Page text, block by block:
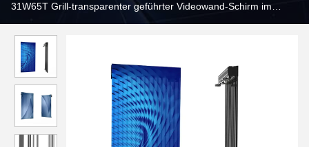
31W65T Grill-transparenter geführter Videowand-Schirm im